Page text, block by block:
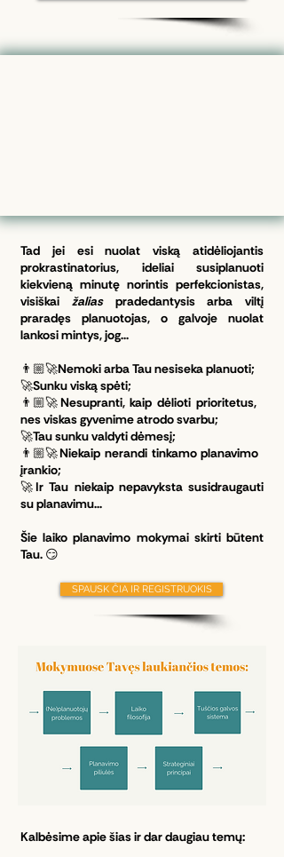
Tad jei esi nuolat viską atidėliojantis
prokrastinatorius, ideliai susiplanuoti
kiekvieną minutę norintis perfekcionistas,
visiškai žaliaspradedantysis arba viltį
praradęs planuotojas, o galvoje nuolat
lankosi mintys, jog...
👨🏼‍🚀Nemoki arba Tau nesiseka planuoti;
🚀Sunku viską spėti;
👨🏼‍🚀Nesupranti, kaip dėlioti prioritetus,
nes viskas gyvenime atrodo svarbu;
🚀Tau sunku valdyti dėmesį;
👨🏼‍🚀Niekaip nerandi tinkamo planavimo
įrankio;
🚀Ir Tau niekaip nepavyksta susidraugauti
su planavimu...
Šie laiko planavimo mokymai skirti būtent
Tau. 😏
SPAUSK ČIA IR REGISTRUOKIS
Kalbėsime apie šias ir dar daugiau temų: